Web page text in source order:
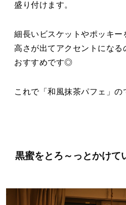
盛り付けます。
細長いビスケットやポッキー
高さが出てアクセントになる
おすすめです◎
これで「和風抹茶パフェ」の
黒蜜をとろ～っとかけて